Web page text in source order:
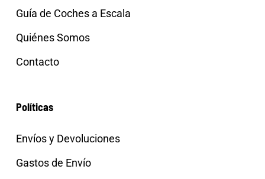
Guía de Coches a Escala
Quiénes Somos
Contacto
Políticas
Envíos y Devoluciones
Gastos de Envío